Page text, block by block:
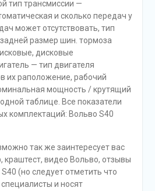
тип трансмиссии —
и сколько передач у
может отсутствовать, тип
размер шин. тормоза
дисковые
— тип двигателя
их раположение, рабочий
мощность / крутящий
таблице. Все показатели
комплектаций: Вольво S40
так же заинтересует вас
краштест, видео Вольво, отзывы
(но следует отметить что
и носят